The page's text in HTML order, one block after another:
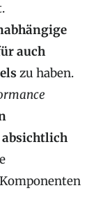
auch
zu haben.